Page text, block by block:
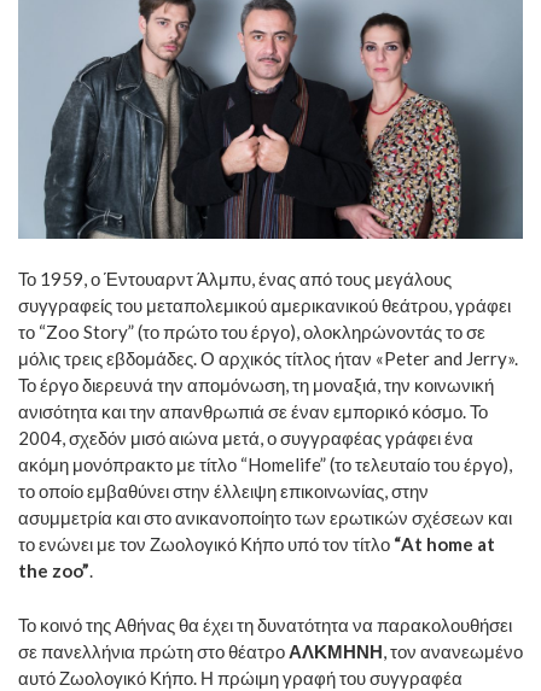
Το 1959, ο Έντουαρντ Άλμπυ, ένας από τους μεγάλους
συγγραφείς του μεταπολεμικού αμερικανικού θεάτρου, γράφει
το “Zoo Story” (το πρώτο του έργο), ολοκληρώνοντάς το σε
μόλις τρεις εβδομάδες. Ο αρχικός τίτλος ήταν «Peter and Jerry».
Το έργο διερευνά την απομόνωση, τη μοναξιά, την κοινωνική
ανισότητα και την απανθρωπιά σε έναν εμπορικό κόσμο. Το
2004, σχεδόν μισό αιώνα μετά, ο συγγραφέας γράφει ένα
ακόμη μονόπρακτο με τίτλο “Homelife” (το τελευταίο του έργο),
το οποίο εμβαθύνει στην έλλειψη επικοινωνίας, στην
ασυμμετρία και στο ανικανοποίητο των ερωτικών σχέσεων και
το ενώνει με τον Ζωολογικό Κήπο υπό τον τίτλο “At home at
the zoo”.
Το κοινό της Αθήνας θα έχει τη δυνατότητα να παρακολουθήσει
σε πανελλήνια πρώτη στο θέατροΑΛΚΜΗΝΗ, τον ανανεωμένο
αυτό Ζωολογικό Κήπο. Η πρώιμη γραφή του συγγραφέα